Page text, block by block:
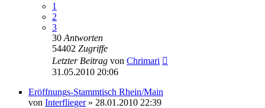
1
2
3
30 Antworten
54402 Zugriffe
Letzter Beitrag von Chrimari
31.05.2010 20:06
Eröffnungs-Stammtisch Rhein/Main
von Interflieger» 28.01.2010 22:39